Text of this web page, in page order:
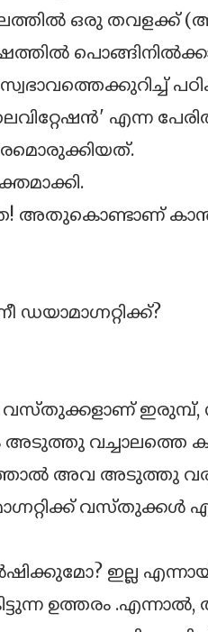
ഒരു തവളക്ക്
എന്ന
അതുകൊണ്ടാണ്
വസ്തുക്കളാണ് ഇരുമ്പ്,
വച്ചാലത്തെ
അവ അടുത്തു
വസ്തുക്കള്‍
ഇല്ല
ഉത്തരം